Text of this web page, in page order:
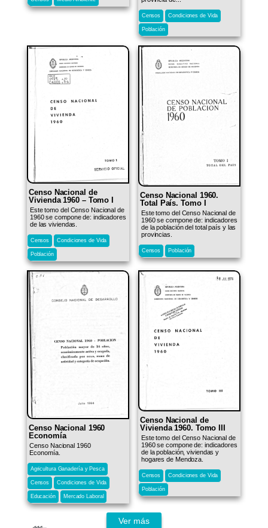
Censos Condiciones de Vida
Población
Censo Nacional de
Vivienda 1960 – Tomo I
Este tomo del Censo Nacional de
1960 se compone de: indicadores
de las viviendas.
Censos Condiciones de Vida
Población
Censo Nacional 1960.
Total País. Tomo I
Este tomo del Censo Nacional de
1960 se compone de: indicadores
de la población del total país y las
provincias.
Censos Población
Censo Nacional 1960
Economía
Censo Nacional 1960
Economía.
Agricultura Ganadería y Pesca
Censos Condiciones de Vida
Educación Mercado Laboral
Censo Nacional de
Vivienda 1960. Tomo III
Este tomo del Censo Nacional de
1960 se compone de: indicadores
de la población, viviendas y
hogares de Mendoza.
Censos Condiciones de Vida
Población
Ver más